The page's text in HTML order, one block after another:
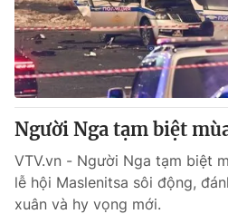
Người Nga tạm biệt
VTV.vn - Người Nga tạm biệt
lễ hội Maslenitsa sôi động,
xuân và hy vọng mới.